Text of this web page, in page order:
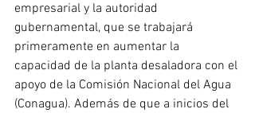
empresarial y la autoridad
gubernamental, que se trabajará
primeramente en aumentar la
capacidad de la planta desaladora con el
apoyo de la Comisión Nacional del Agua
(Conagua). Además de que a inicios del